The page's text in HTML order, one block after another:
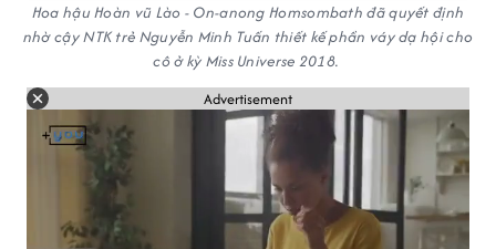
Hoa hậu Hoàn vũ Lào - On-anong Homsombath đã quyết định
nhờ cậy NTK trẻ Nguyễn Minh Tuấn thiết kế phần váy dạ hội cho
cô ở kỳ Miss Universe 2018.
Advertisement